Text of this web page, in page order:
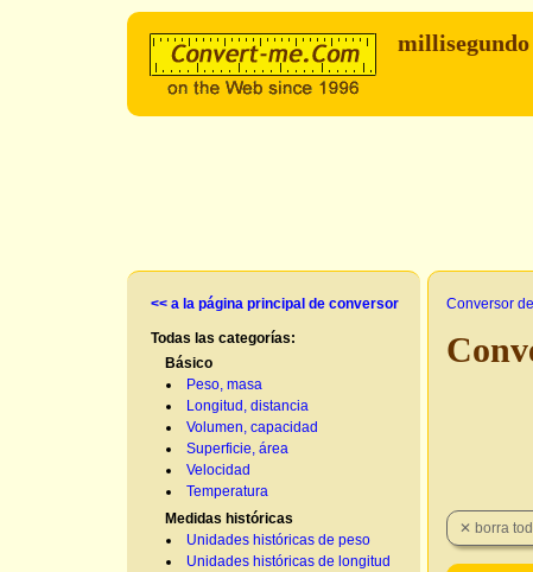
millisegundo
<< a la página principal de conversor
Todas las categorías:
Básico
Peso, masa
Longitud, distancia
Volumen, capacidad
Superficie, área
Velocidad
Temperatura
Medidas históricas
Unidades históricas de peso
Unidades históricas de longitud
Conversor